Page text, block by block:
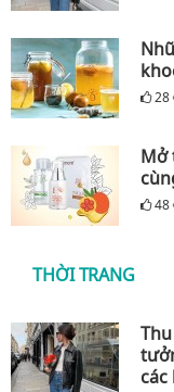
28
Mở
48
THỜI TRANG